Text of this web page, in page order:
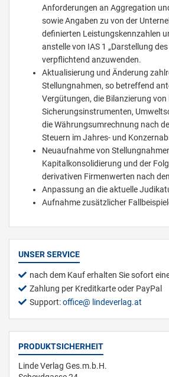
Anforderungen an Aggregation
sowie Angaben zu von der
definierten Leistungskennzahlen
anstelle von IAS 1 „Darstellung
verpflichtend anzuwenden.
Aktualisierung und Änderung
Stellungnahmen, so betreffend
Vergütungen, die Bilanzierung von
Sicherungsinstrumenten,
die Währungsumrechnung nach
Steuern im Jahres- und
Neuaufnahme von
Kapitalkonsolidierung und der
derivativen Firmenwerten nach
Anpassung an die aktuelle
Aufnahme zusätzlicher
UNSER SERVICE
nach dem Kauf erhalten Sie sofort
Zahlung per Kreditkarte oder PayPal
Support:office lindeverlag.at
PRODUKTSICHERHEIT
Linde Verlag Ges.m.b.H.